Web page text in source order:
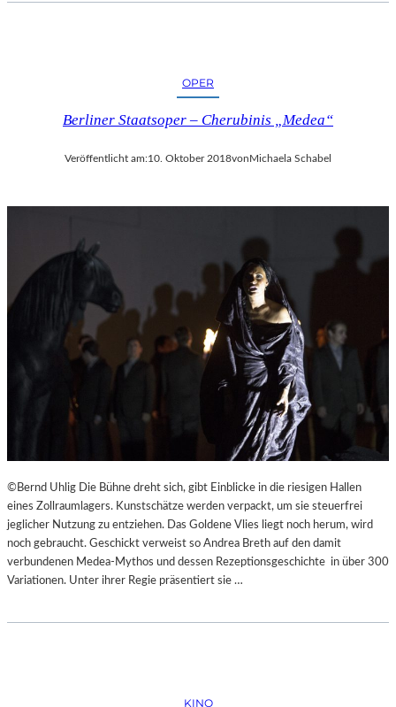
OPER
Berliner Staatsoper – Cherubinis „Medea“
Veröffentlicht am:10. Oktober 2018vonMichaela Schabel
©Bernd Uhlig Die Bühne dreht sich, gibt Einblicke in die riesigen Hallen
eines Zollraumlagers. Kunstschätze werden verpackt, um sie steuerfrei
jeglicher Nutzung zu entziehen. Das Goldene Vlies liegt noch herum, wird
noch gebraucht. Geschickt verweist so Andrea Breth auf den damit
verbundenen Medea-Mythos und dessen Rezeptionsgeschichte in über 300
Variationen. Unter ihrer Regie präsentiert sie …
KINO